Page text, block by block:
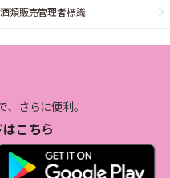
酒類販売管理者標識
さらに便利。
こちら